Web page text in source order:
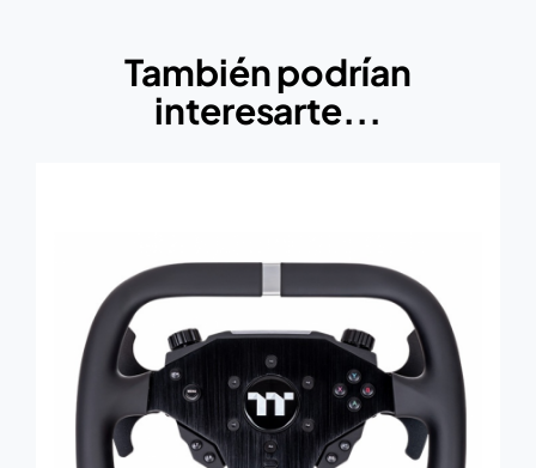
También podrían
interesarte...